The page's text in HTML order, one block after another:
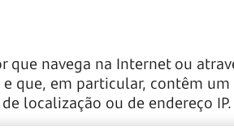
navega na Internet ou
que, em particular, contêm
localização ou de endereço IP.